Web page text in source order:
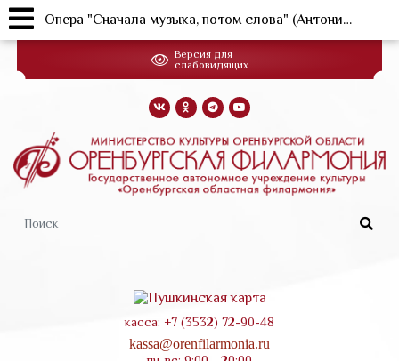
Перейти
основному
Форма
поиска
касса: +7 (3532) 72-90-48
kassa@orenfilarmonia.ru
Версия для
слабовидящих
Опера "Сначала музыка, потом слова" (Антонио Сальери) (23.10.2024г.)